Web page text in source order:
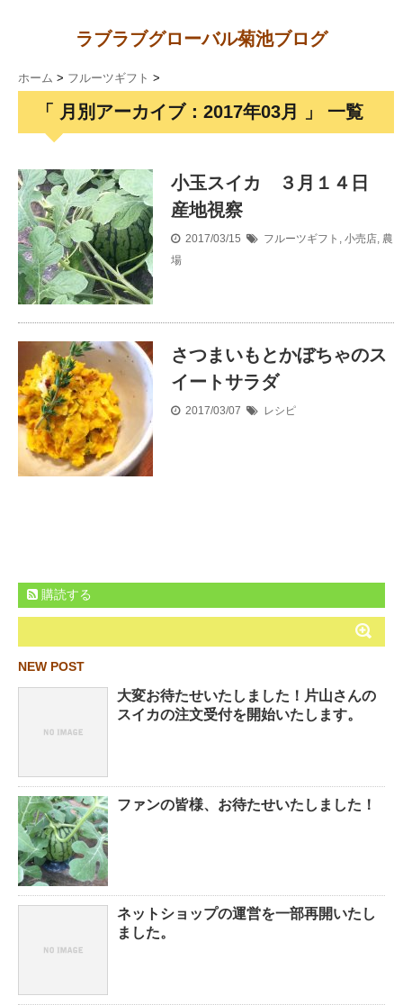
ラブラブグローバル菊池ブログ
ホーム > フルーツギフト >
「 月別アーカイブ：2017年03月 」 一覧
小玉スイカ ３月１４日
産地視察
2017/03/15 フルーツギフト , 小売店, 農
場
さつまいもとかぼちゃのス
イートサラダ
2017/03/07 レシピ
購読する
NEW POST
大変お待たせいたしました！片山さんの
スイカの注文受付を開始いたします。
ファンの皆様、お待たせいたしました！
ネットショップの運営を一部再開いたし
ました。